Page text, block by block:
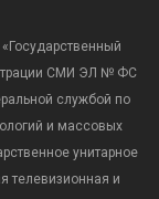
СМИ ЭЛ № ФС
службой по
и массовых
унитарное
телевизионная и